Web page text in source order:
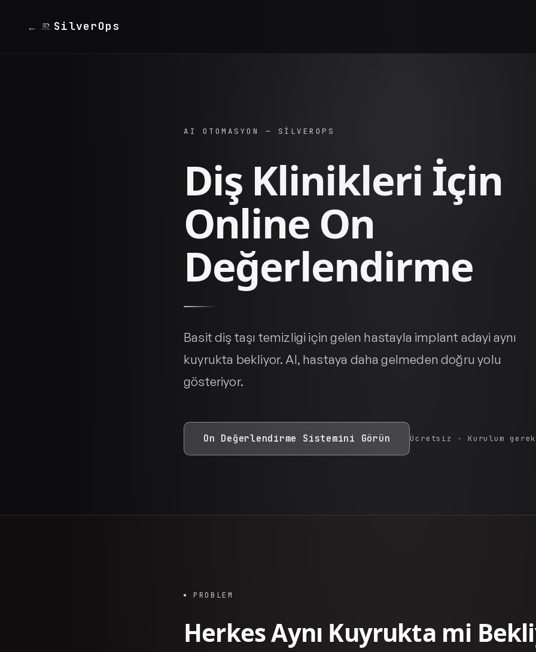
← SilverOps
AI OTOMASYON — SILVEROPS
Diş Klinikleri İçin
Online On
Değerlendirme
Basit diş taşı temizligi için gelen hastayla implant adayi aynı
kuyrukta bekliyor. AI, hastaya daha gelmeden doğru yolu
gösteriyor.
On Değerlendirme Sistemini Görün Ücretsiz · Kurulum
PROBLEM
Herkes Aynı Kuyrukta mi